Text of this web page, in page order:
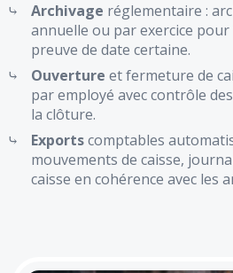
Archivage réglementaire :
annuelle ou par exercice
preuve de date certaine.
Ouverture et fermeture de
par employé avec contrôle
la clôture.
Exportscomptables
mouvements de caisse,
caisse en cohérence avec les